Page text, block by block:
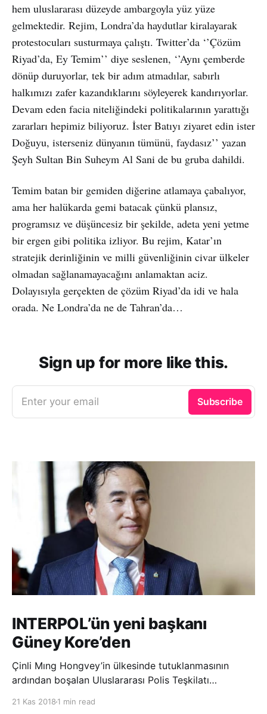
hem uluslararası düzeyde ambargoyla yüz yüze
gelmektedir. Rejim, Londra’da haydutlar kiralayarak
protestocuları susturmaya çalıştı. Twitter’da ‘’Çözüm
Riyad’da, Ey Temim’’ diye seslenen, ‘’Aynı çemberde
dönüp duruyorlar, tek bir adım atmadılar, sabırlı
halkımızı zafer kazandıklarını söyleyerek kandırıyorlar.
Devam eden facia niteliğindeki politikalarının yarattığı
zararları hepimiz biliyoruz. İster Batıyı ziyaret edin ister
Doğuyu, isterseniz dünyanın tümünü, faydasız’’ yazan
Şeyh Sultan Bin Suheym Al Sani de bu gruba dahildi.
Temim batan bir gemiden diğerine atlamaya çabalıyor,
ama her halükarda gemi batacak çünkü plansız,
programsız ve düşüncesiz bir şekilde, adeta yeni yetme
bir ergen gibi politika izliyor. Bu rejim, Katar’ın
stratejik derinliğinin ve milli güvenliğinin civar ülkeler
olmadan sağlanamayacağını anlamaktan aciz.
Dolayısıyla gerçekten de çözüm Riyad’da idi ve hala
orada. Ne Londra’da ne de Tahran’da…
Sign up for more like this.
Enter your email Subscribe
INTERPOL’ün yeni başkanı
Güney Kore’den
Çinli Mıng Hongvey’in ülkesinde tutuklanmasının
ardından boşalan Uluslararası Polis Teşkilatı
21 Kas 2018 1 min read